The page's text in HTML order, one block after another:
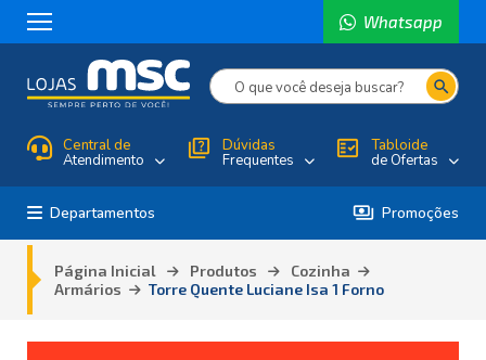
Whatsapp
search
Central de
Atendimento quiz Dúvidas
Frequentes fact_check Tabloide
de Ofertas
Departamentos payments Promoções
Página Inicial Produtos
Cozinha
Armários
Torre Quente Luciane Isa 1 Forno